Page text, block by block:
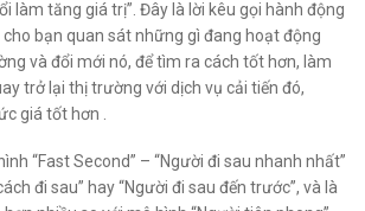
làm tăng giá trị”. Đây là lời kêu gọi hành động
bạn quan sát những gì đang hoạt động
và đổi mới nó, để tìm ra cách tốt hơn, làm
trở lại thị trường với dịch vụ cải tiến đó,
giá tốt hơn .
“Fast Second” – “Người đi sau nhanh nhất”
đi sau” hay “Người đi sau đến trước”, và là